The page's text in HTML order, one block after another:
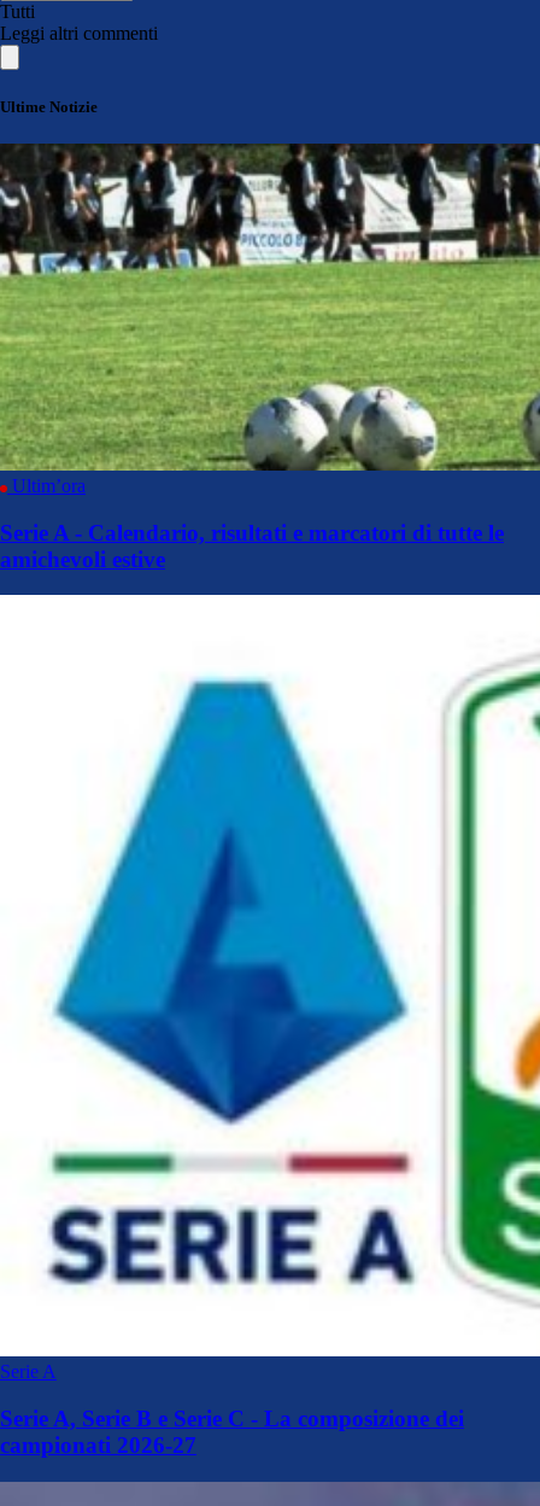
Tutti
Leggi altri commenti
Ultime Notizie
Ultim’ora
Serie A - Calendario, risultati e marcatori di tutte le
amichevoli estive
Serie A
Serie A, Serie B e Serie C - La composizione dei
campionati 2026-27